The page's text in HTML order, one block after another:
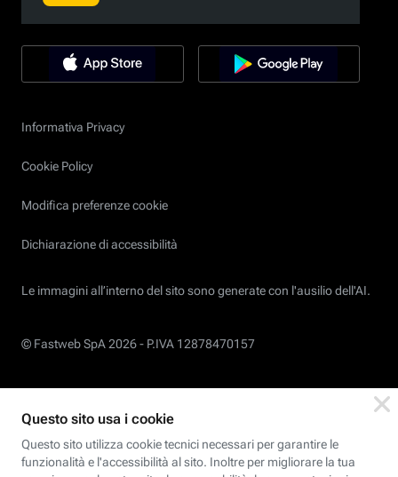
Informativa Privacy
Cookie Policy
Modifica preferenze cookie
Dichiarazione di accessibilità
Le immagini all’interno del sito sono generate con l'ausilio dell'AI.
© Fastweb SpA 2026 - P.IVA 12878470157